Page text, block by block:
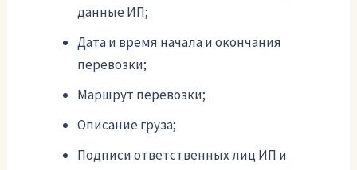
данные ИП;
Дата и время начала и окончания
перевозки;
Маршрут перевозки;
Описание груза;
Подписи ответственных лиц ИП и